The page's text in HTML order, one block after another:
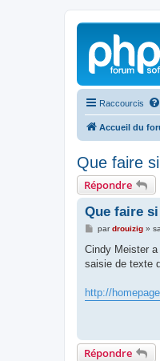
Raccourcis
Accueil du
Que faire
Répondre
Que faire
M
s
a
pardrouizig»
Cindy Meister
saisie de texte
http://
Répondre